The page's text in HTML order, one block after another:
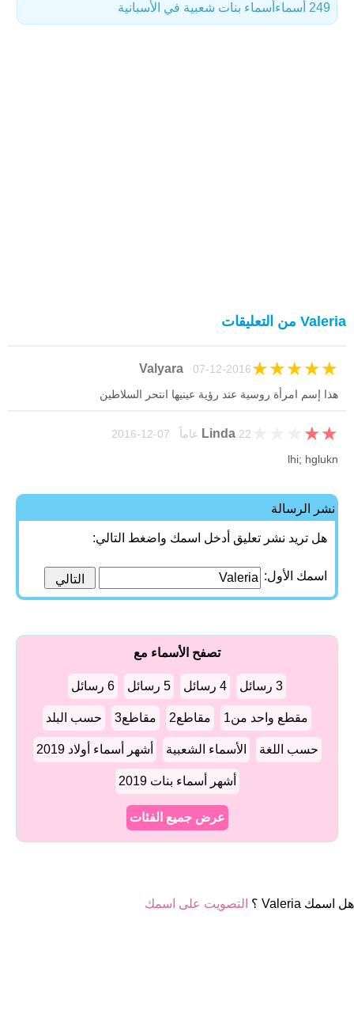
أسماء بنات شعبية في الأسبانية 249 أسماء
Valeria من التعليقات
Valyara 07-12-2016 ★
★
★
★
★
هذا إسم امرأة روسية عند رؤية عينيها انتحر السلاطين
Linda 22 عاماً 07-12-2016 ★
★
lhi; hglukn
نشر الرسالة
هل تريد نشر تعليق أدخل اسمك واضغط التالي:
اسمك الأول:
تصفح الأسماء مع
3 رسائل 4 رسائل 5 رسائل 6 رسائل
مقطع واحد من1 مقاطع2 مقاطع3 حسب البلد
حسب اللغة الأسماء الشعبية أشهر أسماء أولاد 2019
أشهر أسماء بنات 2019
عرض جميع الفئات
هل اسمك Valeria ؟ التصويت على اسمك